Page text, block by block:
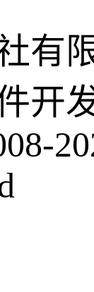
有
开